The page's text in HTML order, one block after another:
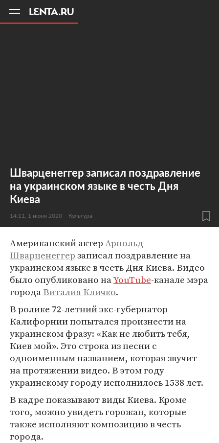
Шварценеггер записал поздравление
на украинском языке в честь Дня
Киева
14:11, 1 июня 2020 Культура
Американский актерАрнольд
Шварценеггерзаписал поздравление на
украинском языке в честь Дня Киева. Видео
было опубликовано наYouTube-канале мэра
городаВиталия Кличко.
В ролике 72-летний экс-губернатор
Калифорнии попытался произнести на
украинском фразу: «Как не любить тебя,
Киев мой». Это строка из песни с
одноименным названием, которая звучит
на протяжении видео. В этом году
украинскому городу исполнилось 1538 лет.
В кадре показывают виды Киева. Кроме
того, можно увидеть горожан, которые
также исполняют композицию в честь
города.